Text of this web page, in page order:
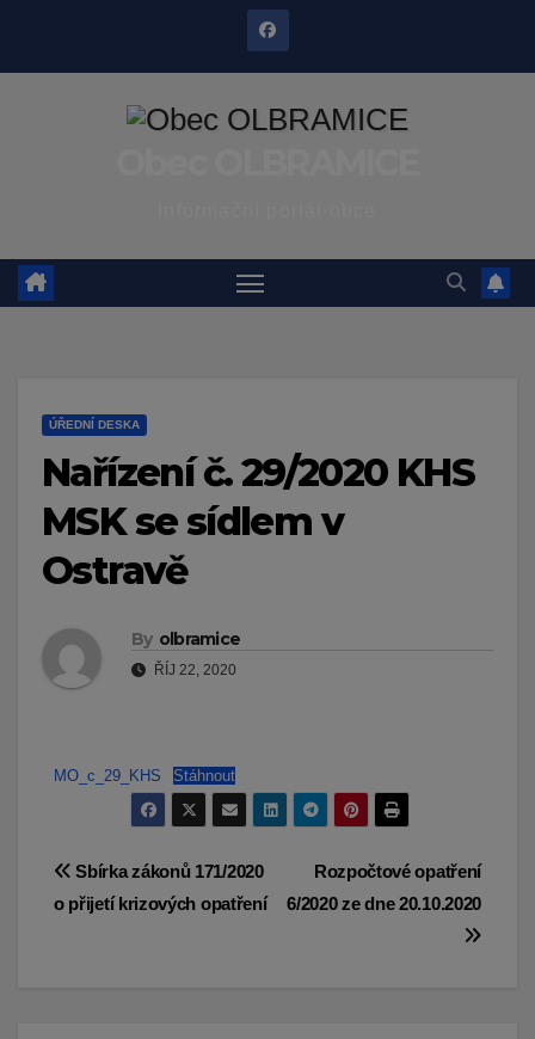
ÚŘEDNÍ DESKA
Nařízení č. 29/2020 KHS
MSK se sídlem v
Ostravě
By olbramice
ŘÍJ 22, 2020
MO_c_29_KHS Stáhnout
Navigace
pro
Rozpočtové opatření
6/2020 ze dne 20.10.2020
Sbírka zákonů 171/2020
o přijetí krizových opatření